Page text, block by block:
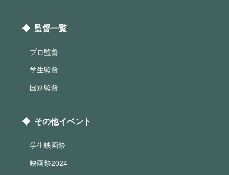
◆ 監督一覧
プロ監督
学生監督
国別監督
◆ その他イベント
学生映画祭
映画祭2024